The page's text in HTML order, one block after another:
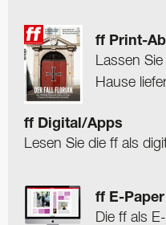
ff Print-
Lassen
Hause
ff Digital/Apps
Lesen Sie die ff als
ff E-Paper
Die ff als